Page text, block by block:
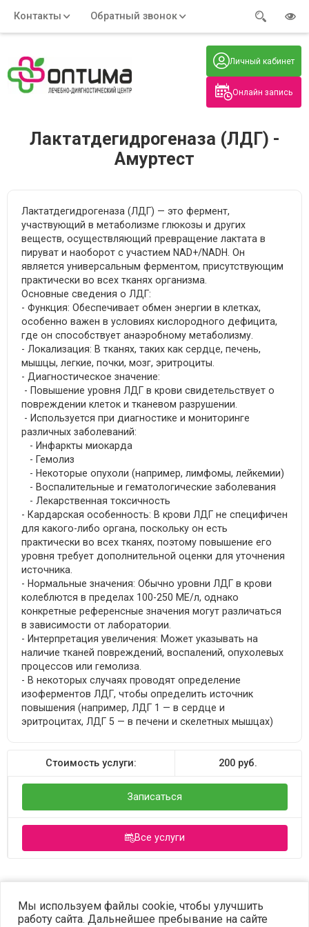
Онлайн запись
Личный кабинет
Контакты
Обратный звонок
Адрес:
Часы работы: Телефон:
+7 (914) 579-77-99
Нажмите на номер, чтобы
позвонить
Лактатдегидрогеназа (ЛДГ) -
Амуртест
Лактатдегидрогеназа (ЛДГ) — это фермент,
участвующий в метаболизме глюкозы и других
веществ, осуществляющий превращение лактата в
пируват и наоборот с участием NAD+/NADH. Он
является универсальным ферментом, присутствующим
практически во всех тканях организма.
Основные сведения о ЛДГ:
- Функция: Обеспечивает обмен энергии в клетках,
особенно важен в условиях кислородного дефицита,
где он способствует анаэробному метаболизму.
- Локализация: В тканях, таких как сердце, печень,
мышцы, легкие, почки, мозг, эритроциты.
- Диагностическое значение:
- Повышение уровня ЛДГ в крови свидетельствует о
повреждении клеток и тканевом разрушении.
- Используется при диагностике и мониторинге
различных заболеваний:
- Инфаркты миокарда
- Гемолиз
- Некоторые опухоли (например, лимфомы, лейкемии)
- Воспалительные и гематологические заболевания
- Лекарственная токсичность
- Кардарская особенность: В крови ЛДГ не специфичен
для какого-либо органа, поскольку он есть
практически во всех тканях, поэтому повышение его
уровня требует дополнительной оценки для уточнения
источника.
- Нормальные значения: Обычно уровни ЛДГ в крови
колеблются в пределах 100-250 МЕ/л, однако
конкретные референсные значения могут различаться
в зависимости от лаборатории.
- Интерпретация увеличения: Может указывать на
наличие тканей повреждений, воспалений, опухолевых
процессов или гемолиза.
- В некоторых случаях проводят определение
изоферментов ЛДГ, чтобы определить источник
повышения (например, ЛДГ 1 — в сердце и
эритроцитах, ЛДГ 5 — в печени и скелетных мышцах)
Стоимость услуги: 200 руб.
Записаться
Все услуги
©2023 OPTIMA. Все права защищены.
Мы используем файлы cookie, чтобы улучшить
работу сайта. Дальнейшее пребывание на сайте